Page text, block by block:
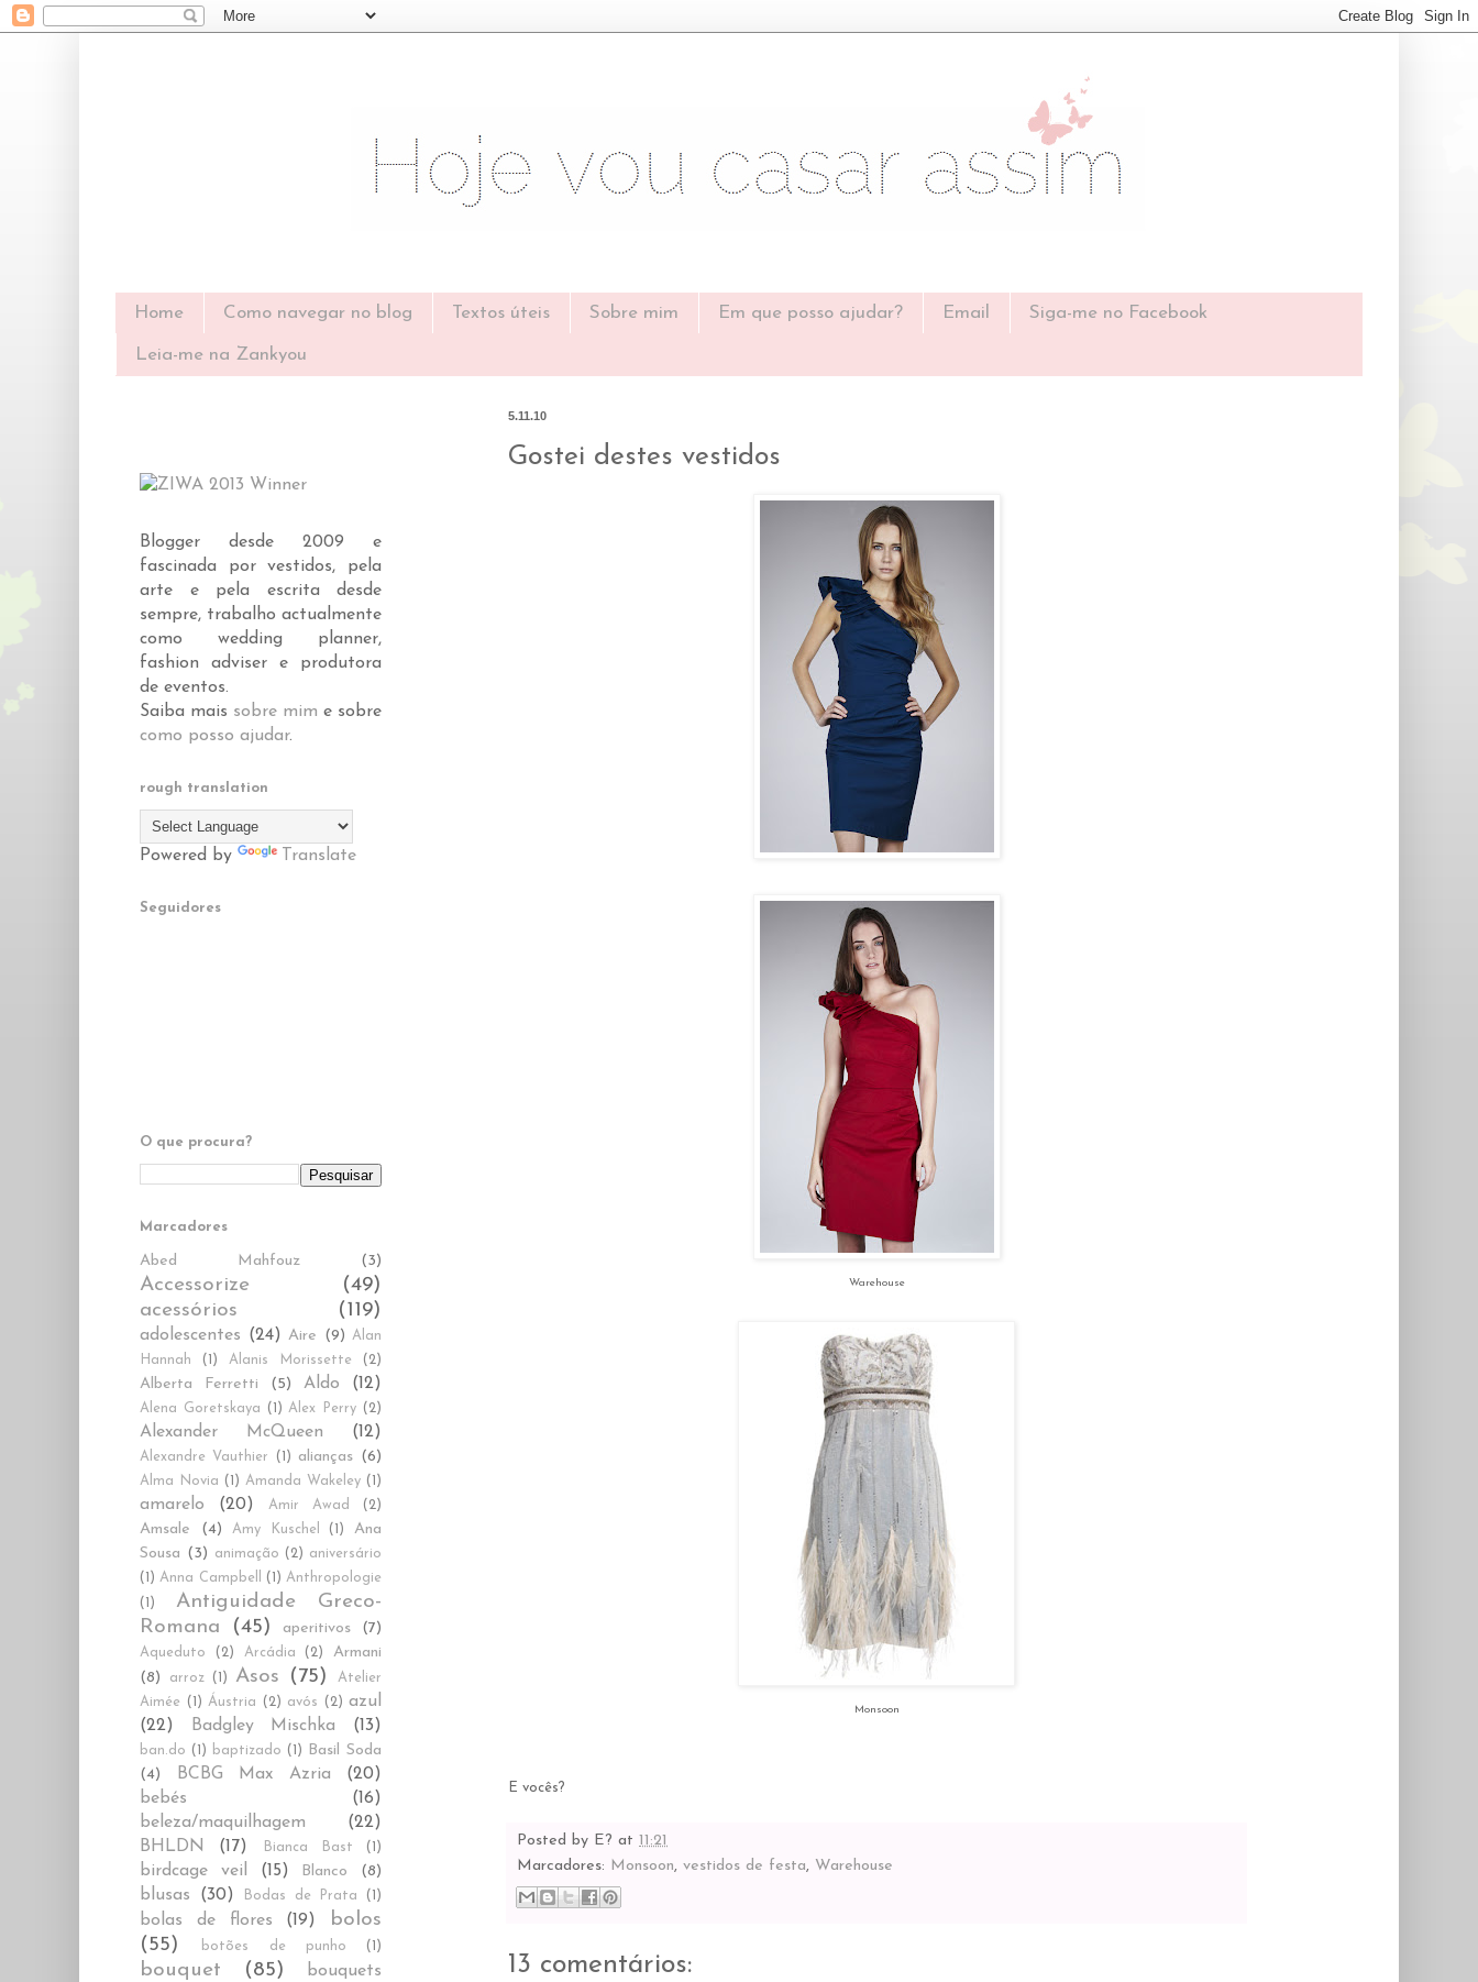
Home Como navegar no blog Textos úteis Sobre mim Em que posso ajudar? Email Siga-me no Facebook
Leia-me na Zankyou
5.11.10
Gostei destes vestidos
Warehouse
Monsoon
E vocês?
Posted by E? at 11:21
Marcadores: Monsoon, vestidos de festa, Warehouse
13 comentários:
Blogger desde 2009 e
fascinada por vestidos, pela
arte e pela escrita desde
sempre, trabalho actualmente
como wedding planner,
fashion adviser e produtora
de eventos.
Saiba mais sobre mim e sobre
como posso ajudar.
rough translation
Powered by Translate
Seguidores
O que procura?
Marcadores
Abed Mahfouz (3)
Accessorize
(49)
acessórios
(119)
adolescentes (24) Aire (9) Alan
Hannah
(1) Alanis Morissette (2)
Alberta Ferretti (5) Aldo (12)
Alena Goretskaya (1) Alex Perry (2)
Alexander McQueen (12)
Alexandre Vauthier (1) alianças (6)
Alma Novia (1) Amanda Wakeley (1)
amarelo (20) Amir Awad (2)
Amsale (4) Amy Kuschel (1)
Ana
Sousa (3) animação (2) aniversário
(1) Anna Campbell (1) Anthropologie
(1)
Antiguidade Greco-
Romana
(45) aperitivos (7)
Aqueduto (2) Arcádia (2)
Armani
(8)
arroz (1) Asos (75)
Atelier
Aimée
(1) Áustria (2) avós (2) azul
(22)
Badgley Mischka (13)
ban.do (1) baptizado (1)
Basil Soda
(4)
BCBG Max Azria
(20)
bebés
(16)
beleza/maquilhagem
(22)
BHLDN
(17) Bianca Bast (1)
birdcage veil (15) Blanco (8)
blusas (30) Bodas de Prata (1)
bolas de flores (19)
bolos
(55)
botões de punho (1)
bouquet (85)
bouquets